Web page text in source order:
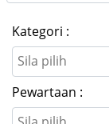
Kategori :
Pewartaan :